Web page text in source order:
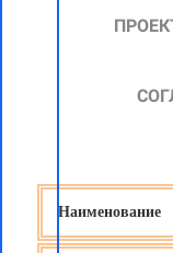
Наименование